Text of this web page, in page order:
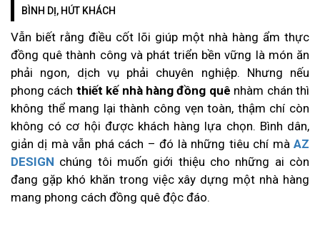
BÌNH DỊ, HÚT KHÁCH
Vẫn biết rằng điều cốt lõi giúp một nhà hàng ẩm thực
đồng quê thành công và phát triển bền vững là món ăn
phải ngon, dịch vụ phải chuyên nghiệp. Nhưng nếu
phong cách thiết kế nhà hàng đồng quê nhàm chán thì
không thể mang lại thành công vẹn toàn, thậm chí còn
không có cơ hội được khách hàng lựa chọn. Bình dân,
giản dị mà vẫn phá cách – đó là những tiêu chí mà AZ
DESIGN chúng tôi muốn giới thiệu cho những ai còn
đang gặp khó khăn trong việc xây dựng một nhà hàng
mang phong cách đồng quê độc đáo.